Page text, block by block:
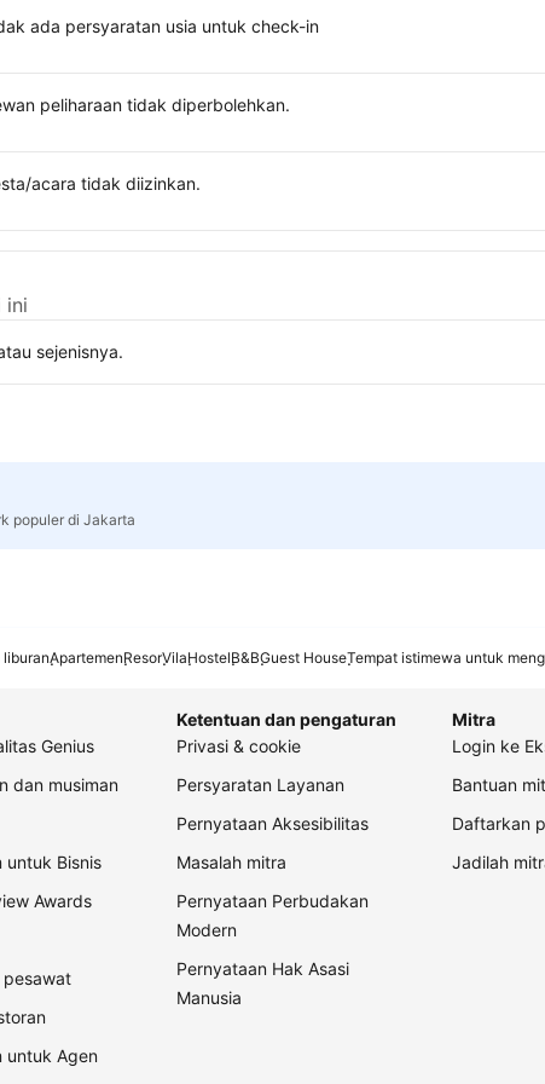
ada persyaratan usia untuk check-in
peliharaan tidak diperbolehkan.
acara tidak diizinkan.
ini
sejenisnya.
populer di Jakarta
liburanApartemenResorVilaHostelB&BGuest HouseTempat istimewa untuk
Genius
dan musiman
untuk Bisnis
Awards
untuk Agen
Ketentuan dan pengaturan
Privasi & cookie
Persyaratan Layanan
Pernyataan Aksesibilitas
Masalah mitra
Pernyataan Perbudakan
Modern
Pernyataan Hak Asasi
Manusia
Mitra
Login ke
Bantuan
Daftarkan
Jadilah